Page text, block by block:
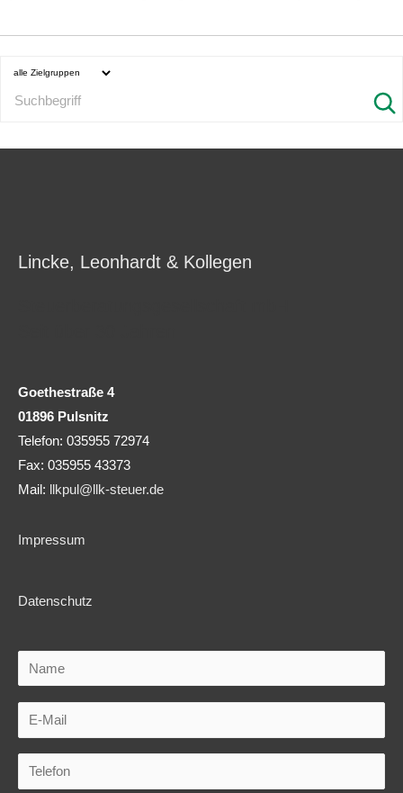
Lincke, Leonhardt & Kollegen
Goethestraße 4
01896 Pulsnitz
Telefon: 035955 72974
Fax: 035955 43373
Mail:
llkpul@llk-steuer.de
Impressum
Datenschutz